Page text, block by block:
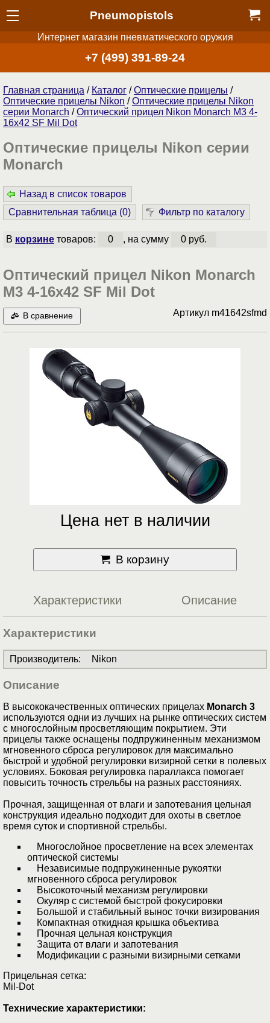
Pneumopistols
Интернет магазин пневматического оружия
+7 (499) 391-89-24
Главная страница / Каталог /Оптические прицелы /
Оптические прицелы Nikon /Оптические прицелы Nikon
серии Monarch /Оптический прицел Nikon Monarch M3 4-
16x42 SF Mil Dot
Оптические прицелы Nikon серии
Monarch
Назад в список товаров
Сравнительная таблица (0) Фильтр по каталогу
В корзинетоваров: 0 , на сумму 0 руб.
Оптический прицел Nikon Monarch
M3 4-16x42 SF Mil Dot
В сравнение Артикул m41642sfmd
Цена нет в наличии
В корзину
Характеристики Описание
Характеристики
Производитель: Nikon
Описание
В высококачественных оптических прицелах Monarch 3
используются одни из лучших на рынке оптических систем
с многослойным просветляющим покрытием. Эти
прицелы также оснащены подпружиненным механизмом
мгновенного сброса регулировок для максимально
быстрой и удобной регулировки визирной сетки в полевых
условиях. Боковая регулировка параллакса помогает
повысить точность стрельбы на разных расстояниях.
Прочная, защищенная от влаги и запотевания цельная
конструкция идеально подходит для охоты в светлое
время суток и спортивной стрельбы.
Многослойное просветление на всех элементах
оптической системы
Независимые подпружиненные рукоятки
мгновенного сброса регулировок
Высокоточный механизм регулировки
Окуляр с системой быстрой фокусировки
Большой и стабильный вынос точки визирования
Компактная откидная крышка объектива
Прочная цельная конструкция
Защита от влаги и запотевания
Модификации с разными визирными сетками
Прицельная сетка:
Mil-Dot
Технические характеристики: